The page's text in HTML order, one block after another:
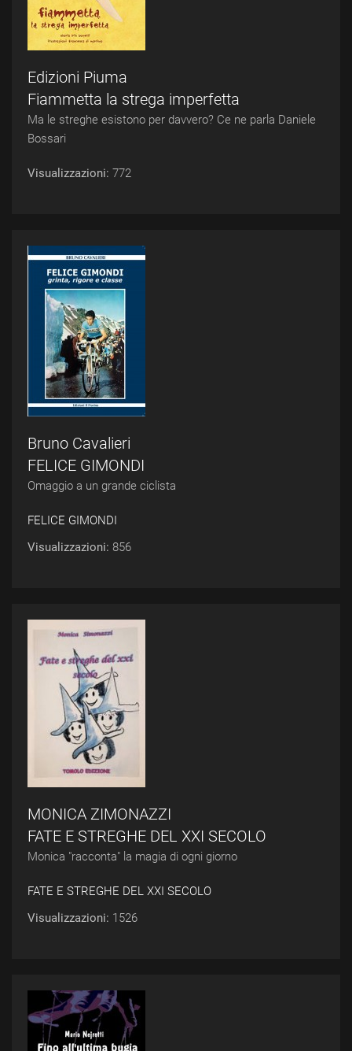
Edizioni Piuma
Fiammetta la strega imperfetta
Ma le streghe esistono per davvero? Ce ne parla Daniele
Bossari
Visualizzazioni: 772
Bruno Cavalieri
FELICE GIMONDI
Omaggio a un grande ciclista
FELICE GIMONDI
Visualizzazioni: 856
MONICA ZIMONAZZI
FATE E STREGHE DEL XXI SECOLO
Monica "racconta" la magia di ogni giorno
FATE E STREGHE DEL XXI SECOLO
Visualizzazioni: 1526